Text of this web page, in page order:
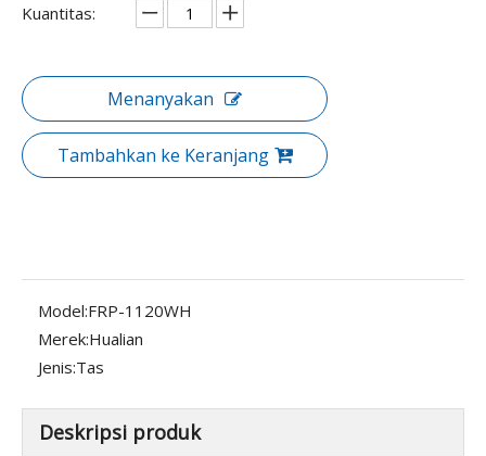
Kuantitas:
Menanyakan
Tambahkan ke Keranjang
Model:FRP-1120WH
Merek:Hualian
Jenis:Tas
Deskripsi produk